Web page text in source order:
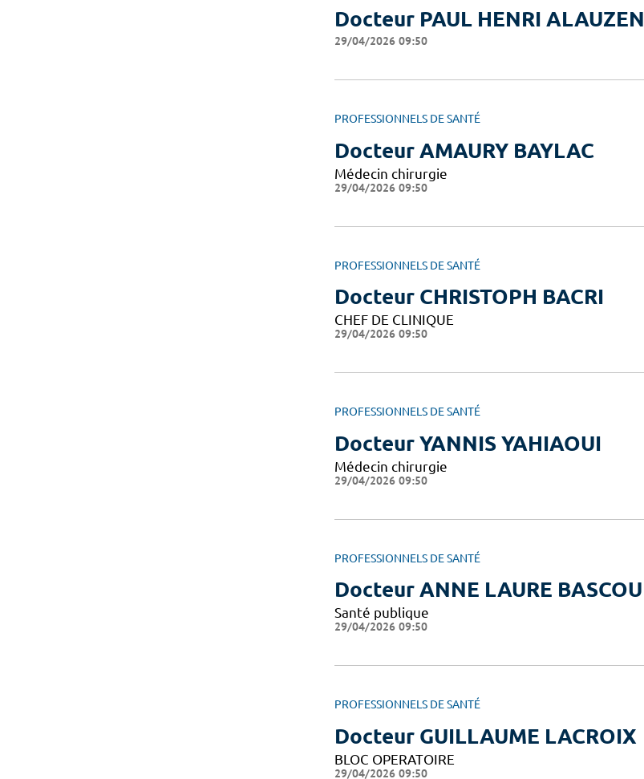
Docteur PAUL HENRI ALAUZEN
29/04/2026 09:50
PROFESSIONNELS DE SANTÉ
Docteur AMAURY BAYLAC
Médecin chirurgie
29/04/2026 09:50
PROFESSIONNELS DE SANTÉ
Docteur CHRISTOPH BACRI
CHEF DE CLINIQUE
29/04/2026 09:50
PROFESSIONNELS DE SANTÉ
Docteur YANNIS YAHIAOUI
Médecin chirurgie
29/04/2026 09:50
PROFESSIONNELS DE SANTÉ
Docteur ANNE LAURE BASCOU
Santé publique
29/04/2026 09:50
PROFESSIONNELS DE SANTÉ
Docteur GUILLAUME LACROIX
BLOC OPERATOIRE
29/04/2026 09:50